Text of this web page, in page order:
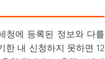
청에 등록된 정보와 다를
한 내 신청하지 못하면 12